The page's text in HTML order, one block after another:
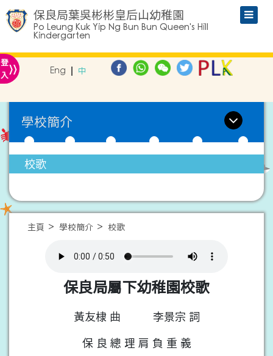
保良局葉吳彬彬皇后山幼稚園
Po Leung Kuk Yip Ng Bun Bun Queen's Hill
Kindergarten
登
入» Eng 中
學校簡介
校歌
主頁 學校簡介 校歌
保良局屬下幼稚園校歌
黃友棣 曲
李景宗 詞
保 良 總 理 肩 負 重 義